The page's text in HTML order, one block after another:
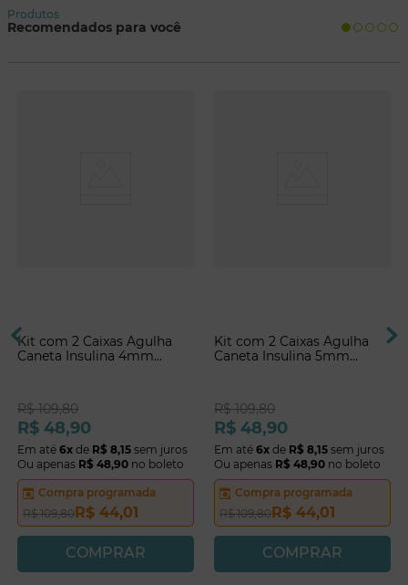
Produtos
Recomendados para você
Kit com 2 Caixas Agulha
Caneta Insulina 4mm
R$ 109,80
R$ 48,90
Em até 6x de R$ 8,15 sem juros
Ou apenas R$ 48,90 no boleto
Compra programada
R$ 109,80R$ 44,01
COMPRAR
Kit com 2 Caixas Agulha
Caneta Insulina 5mm
R$ 109,80
R$ 48,90
Em até 6x de R$ 8,15 sem juros
Ou apenas R$ 48,90 no boleto
Compra programada
R$ 109,80R$ 44,01
COMPRAR